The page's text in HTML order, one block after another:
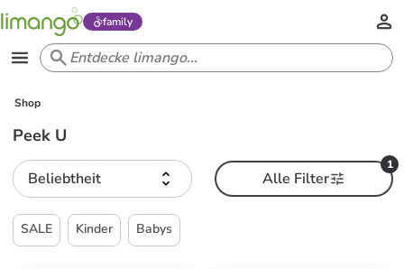
family
Shop
Peek U
Beliebtheit
1
Alle Filter
SALE Kinder Babys